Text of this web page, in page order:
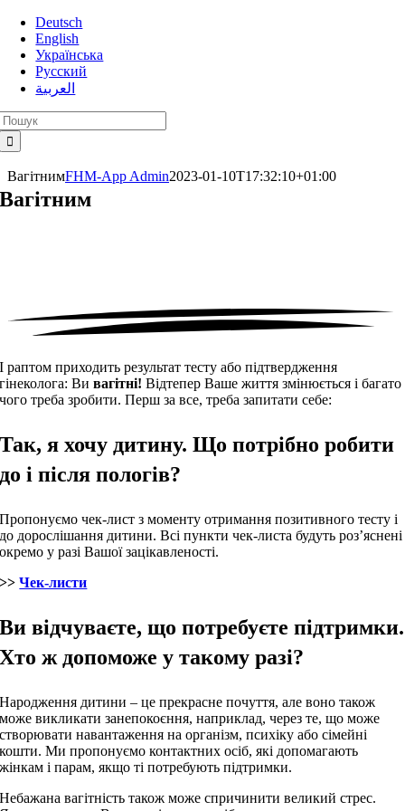
Skip
content
Deutsch
English
Українська
Русский
العربية
ВагітнимFHM-App Admin2023-01-10T17:32:10+01:00
Вагітним
І раптом приходить результат тесту або підтвердження
гінеколога: Вивагітні! Відтепер Ваше життя змінюється і багато
чого треба зробити. Перш за все, треба запитати себе:
Так, я хочу дитину. Що потрібно робити
до і після пологів?
Пропонуємо чек-лист з моменту отримання позитивного тесту і
до дорослішання дитини. Всі пункти чек-листа будуть роз’яснені
окремо у разі Вашої зацікавленості.
>>Чек-листи
Ви відчуваєте, що потребуєте підтримки.
Хто ж допоможе у такому разі?
Народження дитини – це прекрасне почуття, але воно також
може викликати занепокоєння, наприклад, через те, що може
створювати навантаження на організм, психіку або сімейні
кошти. Ми пропонуємо контактних осіб, які допомагають
жінкам і парам, якщо ті потребують підтримки.
Небажана вагітність також може спричинити великий стрес.